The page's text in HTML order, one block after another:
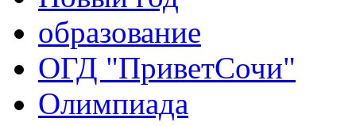
образование
ОГД "ПриветСочи"
Олимпиада